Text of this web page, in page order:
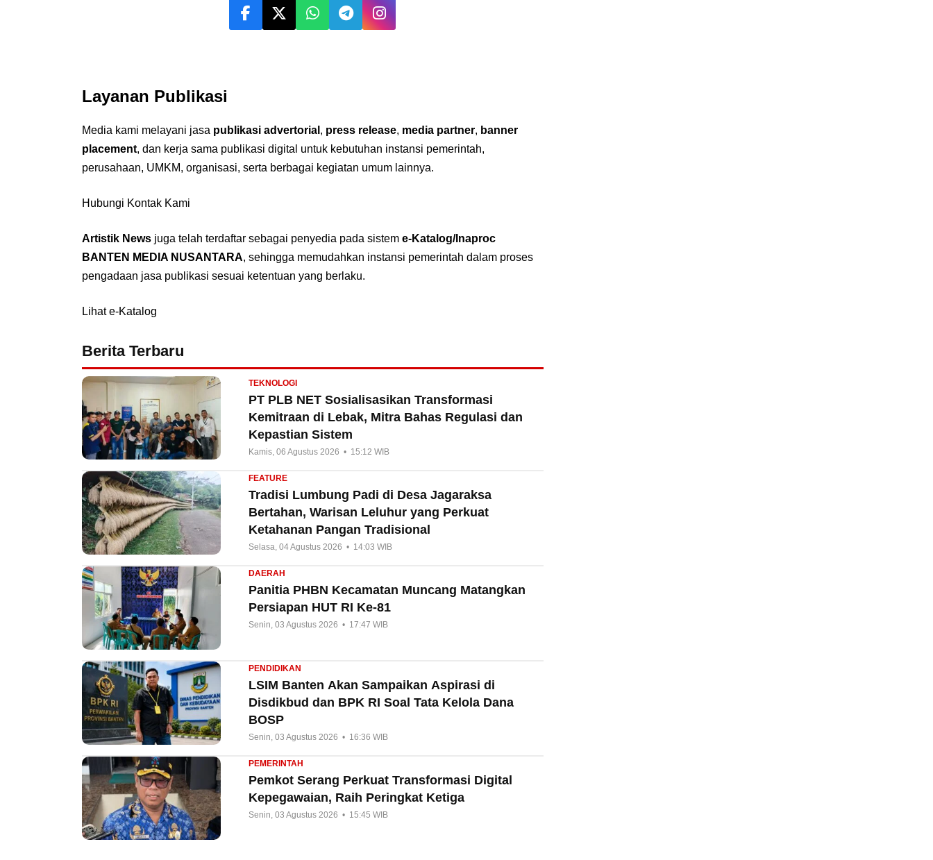
Layanan Publikasi
Media kami melayani jasa publikasi advertorial , press release, media partner, banner
placement, dan kerja sama publikasi digital untuk kebutuhan instansi pemerintah,
perusahaan, UMKM, organisasi, serta berbagai kegiatan umum lainnya.
Hubungi Kontak Kami
Artistik Newsjuga telah terdaftar sebagai penyedia pada sistem e-Katalog/Inaproc
BANTEN MEDIA NUSANTARA, sehingga memudahkan instansi pemerintah dalam proses
pengadaan jasa publikasi sesuai ketentuan yang berlaku.
Lihat e-Katalog
Berita Terbaru
TEKNOLOGI
PT PLB NET Sosialisasikan Transformasi
Kemitraan di Lebak, Mitra Bahas Regulasi dan
Kepastian Sistem
Kamis, 06 Agustus 2026 • 15:12 WIB
FEATURE
Tradisi Lumbung Padi di Desa Jagaraksa
Bertahan, Warisan Leluhur yang Perkuat
Ketahanan Pangan Tradisional
Selasa, 04 Agustus 2026 • 14:03 WIB
DAERAH
Panitia PHBN Kecamatan Muncang Matangkan
Persiapan HUT RI Ke-81
Senin, 03 Agustus 2026 • 17:47 WIB
PENDIDIKAN
LSIM Banten Akan Sampaikan Aspirasi di
Disdikbud dan BPK RI Soal Tata Kelola Dana
BOSP
Senin, 03 Agustus 2026 • 16:36 WIB
PEMERINTAH
Pemkot Serang Perkuat Transformasi Digital
Kepegawaian, Raih Peringkat Ketiga
Senin, 03 Agustus 2026 • 15:45 WIB